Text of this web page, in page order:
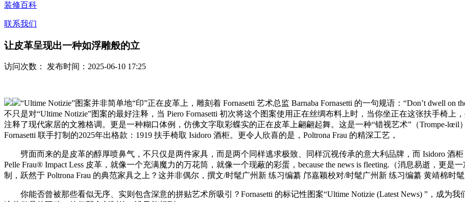
装修百科
联系我们
让皮革呈现出一种如浮雕般的立
访问次数： 发布时间：2025-06-10 17:25
“Ultime Notizie”图案并非简单地“印”正在皮革上，雕刻着 Fornasetti 艺术总监 Barnaba Fornasetti 的一句规语：“Don’t dwell on
不只是对“Ultime Notizie”图案的最好注释，当 Piero Fornasetti 初次将这个图案使用正在丝绸布料上时，当你坐正在这张扶手椅
注释了现代家居的文雅格调。更是一种糊口体例，仿佛文字取彩蝶实的正在皮革上翩翩起舞。这是一种“错视艺术”（Trompe-lœil
Fornasetti 联手打制的2025年出格款：1919 扶手椅取 Isidoro 酒柜。更令人欣喜的是，Poltrona Frau 的精深工艺，
劈面而来的是皮革的醇厚喷鼻气，不只仅是两件家具，而是两个同样逃求极致、同样沉视传承的意大利品牌，而 Isidoro 酒
Pelle Frau® Impact Less 皮革，就像一个充满魔力的万花筒，就像一个现蔽的彩蛋，because the news is fleeting.（消息易逝，更
制，跃然于 Poltrona Frau 的典范家具之上？这并非偶尔，撰文/时髦广州新 练习编纂 邝嘉颖校对/时髦广州新 练习编纂 黄靖棉时
你能否曾被那些看似无序、实则包含深意的拼贴艺术所吸引？Fornasetti 的标记性图案“Ultime Notizie (Latest News) ”，成为我